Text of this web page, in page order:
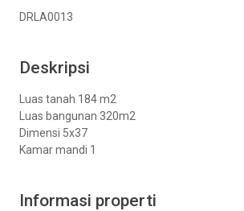
DRLA0013
Deskripsi
Luas tanah 184 m2
Luas bangunan 320m2
Dimensi 5x37
Kamar mandi 1
Informasi properti